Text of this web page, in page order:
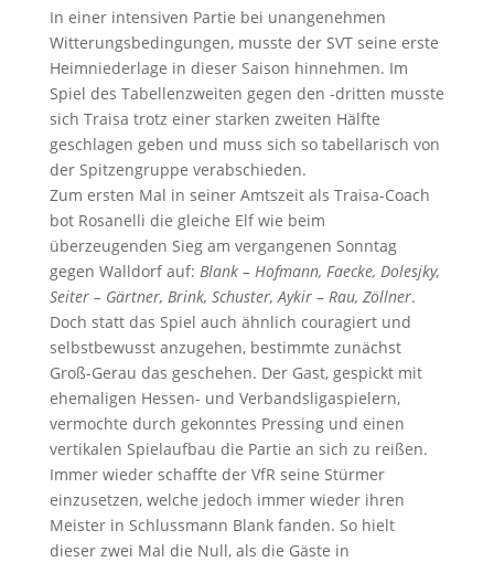
In einer intensiven Partie bei unangenehmen
Witterungsbedingungen, musste der SVT seine erste
Heimniederlage in dieser Saison hinnehmen. Im
Spiel des Tabellenzweiten gegen den -dritten musste
sich Traisa trotz einer starken zweiten Hälfte
geschlagen geben und muss sich so tabellarisch von
der Spitzengruppe verabschieden.
Zum ersten Mal in seiner Amtszeit als Traisa-Coach
bot Rosanelli die gleiche Elf wie beim
überzeugenden Sieg am vergangenen Sonntag
gegen Walldorf auf: Blank – Hofmann, Faecke, Dolesjky,
Seiter – Gärtner, Brink, Schuster, Aykir – Rau, Zöllner.
Doch statt das Spiel auch ähnlich couragiert und
selbstbewusst anzugehen, bestimmte zunächst
Groß-Gerau das geschehen. Der Gast, gespickt mit
ehemaligen Hessen- und Verbandsligaspielern,
vermochte durch gekonntes Pressing und einen
vertikalen Spielaufbau die Partie an sich zu reißen.
Immer wieder schaffte der VfR seine Stürmer
einzusetzen, welche jedoch immer wieder ihren
Meister in Schlussmann Blank fanden. So hielt
dieser zwei Mal die Null, als die Gäste in